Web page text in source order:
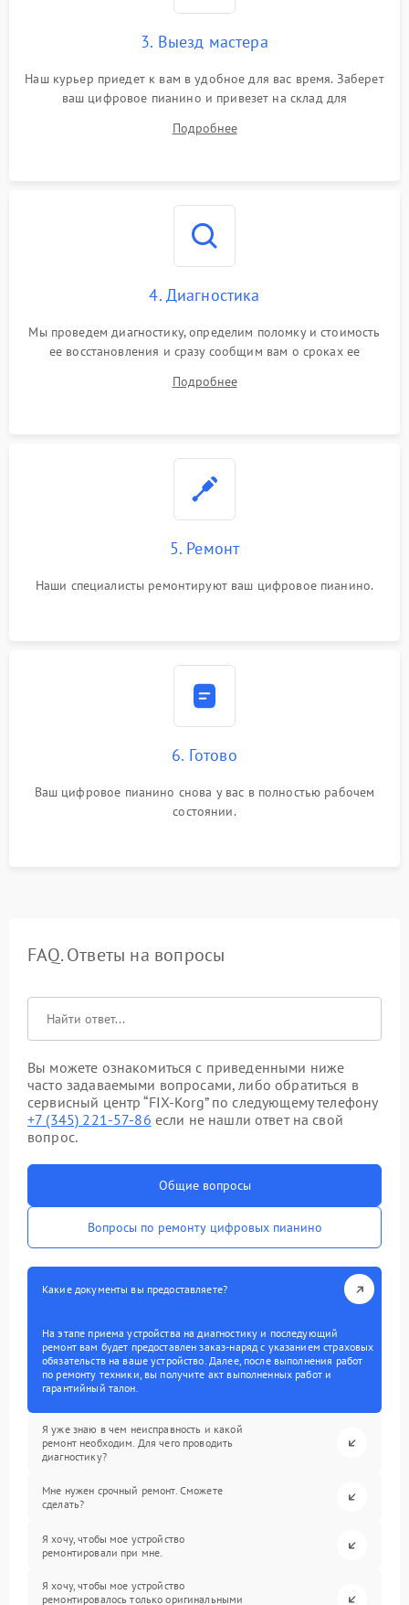
3. Выезд мастера
Наш курьер приедет к вам в удобное для вас время. Заберет
ваш цифровое пианино и привезет на склад для
Подробнее
4. Диагностика
Мы проведем диагностику, определим поломку и стоимость
ее восстановления и сразу сообщим вам о сроках ее
Подробнее
5. Ремонт
Наши специалисты ремонтируют ваш цифровое пианино.
6. Готово
Ваш цифровое пианино снова у вас в полностью рабочем
состоянии.
FAQ. Ответы на вопросы
Вы можете ознакомиться с приведенными ниже
часто задаваемыми вопросами, либо обратиться в
сервисный центр “FIX-Korg” по следующему телефону
+7 (345) 221-57-86 если не нашли ответ на свой
вопрос.
Общие вопросы
Вопросы по ремонту цифровых пианино
Какие документы вы предоставляете?
На этапе приема устройства на диагностику и последующий
ремонт вам будет предоставлен заказ-наряд с указанием страховых
обязательств на ваше устройство. Далее, после выполнения работ
по ремонту техники, вы получите акт выполненных работ и
гарантийный талон.
Я уже знаю в чем неисправность и какой
ремонт необходим. Для чего проводить
диагностику?
Мне нужен срочный ремонт. Сможете
сделать?
Я хочу, чтобы мое устройство
ремонтировали при мне.
Я хочу, чтобы мое устройство
ремонтировалось только оригинальными